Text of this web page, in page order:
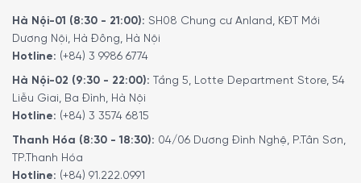
Hà Nội-01 (8:30 - 21:00): SH08 Chung cư Anland, KĐT Mới
Dương Nội, Hà Đông, Hà Nội
Hotline: (+84) 3 9986 6774
Hà Nội-02 (9:30 - 22:00): Tầng 5, Lotte Department Store, 54
Liễu Giai, Ba Đình, Hà Nội
Hotline: (+84) 3 3574 6815
Thanh Hóa (8:30 - 18:30): 04/06 Dương Đình Nghệ, P.Tân Sơn,
TP.Thanh Hóa
Hotline: (+84) 91.222.0991